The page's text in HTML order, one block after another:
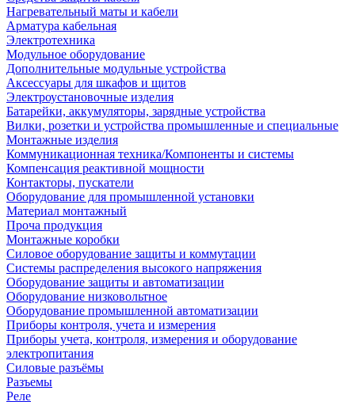
Нагревательный маты и кабели
Арматура кабельная
Электротехника
Модульное оборудование
Дополнительные модульные устройства
Аксессуары для шкафов и щитов
Электроустановочные изделия
Батарейки, аккумуляторы, зарядные устройства
Вилки, розетки и устройства промышленные и специальные
Монтажные изделия
Коммуникационная техника/Компоненты и системы
Компенсация реактивной мощности
Контакторы, пускатели
Оборудование для промышленной установки
Материал монтажный
Проча продукция
Монтажные коробки
Силовое оборудование защиты и коммутации
Системы распределения высокого напряжения
Оборудование защиты и автоматизации
Оборудование низковольтное
Оборудование промышленной автоматизации
Приборы контроля, учета и измерения
Приборы учета, контроля, измерения и оборудование
электропитания
Силовые разъёмы
Разъемы
Реле